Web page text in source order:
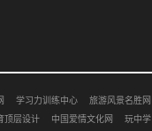
学习力训练中心 旅游风景名胜网
顶层设计 中国爱情文化网 玩中学